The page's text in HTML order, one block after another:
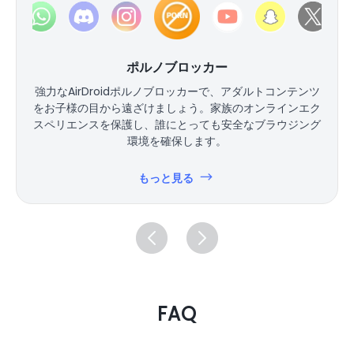
ポルノブロッカー
強力なAirDroidポルノブロッカーで、アダルトコンテンツ
をお子様の目から遠ざけましょう。家族のオンラインエク
スペリエンスを保護し、誰にとっても安全なブラウジング
環境を確保します。
もっと見る
FAQ